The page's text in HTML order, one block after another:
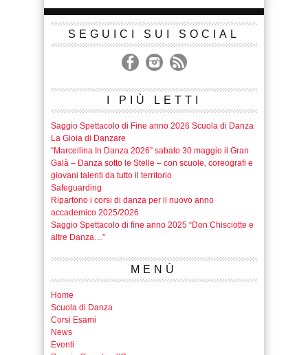
SEGUICI SUI SOCIAL
I PIÙ LETTI
Saggio Spettacolo di Fine anno 2026 Scuola di Danza
La Gioia di Danzare
“Marcellina In Danza 2026” sabato 30 maggio il Gran
Galà – Danza sotto le Stelle – con scuole, coreografi e
giovani talenti da tutto il territorio
Safeguarding
Ripartono i corsi di danza per il nuovo anno
accademico 2025/2026
Saggio Spettacolo di fine anno 2025 “Don Chisciotte e
altre Danza…”
MENÙ
Home
Scuola di Danza
Corsi Esami
News
Eventi